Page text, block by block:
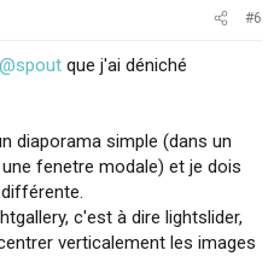
#6
@spout que j'ai déniché
diaporama simple (dans un
fenetre modale) et je dois
c'est à dire lightslider,
verticalement les images